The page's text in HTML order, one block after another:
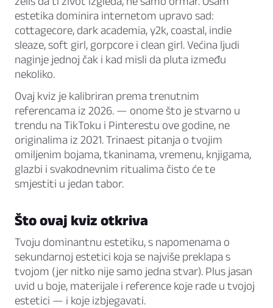
estetika dominira internetom upravo sad:
cottagecore, dark academia, y2k, coastal, indie
sleaze, soft girl, gorpcore i clean girl. Većina ljudi
naginje jednoj čak i kad misli da pluta između
nekoliko.
Ovaj kviz je kalibriran prema trenutnim
referencama iz 2026. — onome što je stvarno u
trendu na TikToku i Pinterestu ove godine, ne
originalima iz 2021. Trinaest pitanja o tvojim
omiljenim bojama, tkaninama, vremenu, knjigama,
glazbi i svakodnevnim ritualima čisto će te
smjestiti u jedan tabor.
Što ovaj kviz otkriva
Tvoju dominantnu estetiku, s napomenama o
sekundarnoj estetici koja se najviše preklapa s
tvojom (jer nitko nije samo jedna stvar). Plus jasan
uvid u boje, materijale i reference koje rade u tvojoj
estetici — i koje izbjegavati.